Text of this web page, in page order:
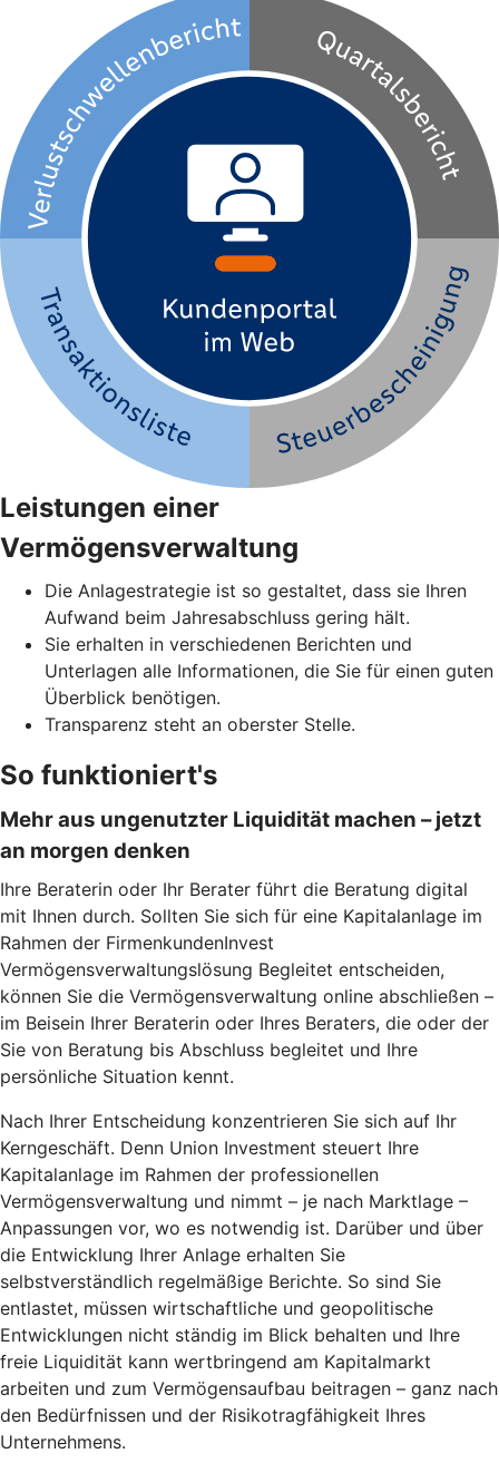
Leistungen einer
Vermögensverwaltung
Die Anlagestrategie ist so gestaltet, dass sie Ihren
Aufwand beim Jahresabschluss gering hält.
Sie erhalten in verschiedenen Berichten und
Unterlagen alle Informationen, die Sie für einen guten
Überblick benötigen.
Transparenz steht an oberster Stelle.
So funktioniert's
Mehr aus ungenutzter Liquidität machen – jetzt
an morgen denken
Ihre Beraterin oder Ihr Berater führt die Beratung digital
mit Ihnen durch. Sollten Sie sich für eine Kapitalanlage im
Rahmen der FirmenkundenInvest
Vermögensverwaltungslösung Begleitet entscheiden,
können Sie die Vermögensverwaltung online abschließen –
im Beisein Ihrer Beraterin oder Ihres Beraters, die oder der
Sie von Beratung bis Abschluss begleitet und Ihre
persönliche Situation kennt.
Nach Ihrer Entscheidung konzentrieren Sie sich auf Ihr
Kerngeschäft. Denn Union Investment steuert Ihre
Kapitalanlage im Rahmen der professionellen
Vermögensverwaltung und nimmt – je nach Marktlage –
Anpassungen vor, wo es notwendig ist. Darüber und über
die Entwicklung Ihrer Anlage erhalten Sie
selbstverständlich regelmäßige Berichte. So sind Sie
entlastet, müssen wirtschaftliche und geopolitische
Entwicklungen nicht ständig im Blick behalten und Ihre
freie Liquidität kann wertbringend am Kapitalmarkt
arbeiten und zum Vermögensaufbau beitragen – ganz nach
den Bedürfnissen und der Risikotragfähigkeit Ihres
Unternehmens.